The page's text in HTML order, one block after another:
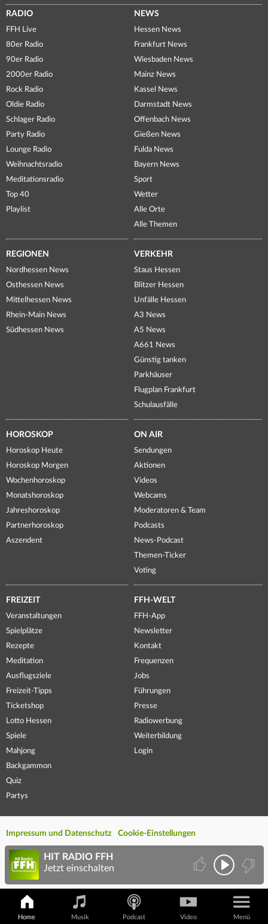
RADIO
FFH Live
80er Radio
90er Radio
2000er Radio
Rock Radio
Oldie Radio
Schlager Radio
Party Radio
Lounge Radio
Weihnachtsradio
Meditationsradio
Top 40
Playlist
NEWS
Hessen News
Frankfurt News
Wiesbaden News
Mainz News
Kassel News
Darmstadt News
Offenbach News
Gießen News
Fulda News
Bayern News
Sport
Wetter
Alle Orte
Alle Themen
REGIONEN
Nordhessen News
Osthessen News
Mittelhessen News
Rhein-Main News
Südhessen News
VERKEHR
Staus Hessen
Blitzer Hessen
Unfälle Hessen
A3 News
A5 News
A661 News
Günstig tanken
Parkhäuser
Flugplan Frankfurt
Schulausfälle
HOROSKOP
Horoskop Heute
Horoskop Morgen
Wochenhoroskop
Monatshoroskop
Jahreshoroskop
Partnerhoroskop
Aszendent
ON AIR
Sendungen
Aktionen
Videos
Webcams
Moderatoren & Team
Podcasts
News-Podcast
Themen-Ticker
Voting
FREIZEIT
Veranstaltungen
Spielplätze
Rezepte
Meditation
Ausflugsziele
Freizeit-Tipps
Ticketshop
Lotto Hessen
Spiele
Mahjong
Backgammon
Quiz
Partys
FFH-WELT
FFH-App
Newsletter
Kontakt
Frequenzen
Jobs
Führungen
Presse
Radiowerbung
Weiterbildung
Login
Impressum und Datenschutz Cookie-Einstellungen
Home Musik Podcast Video Menü
HIT RADIO FFH
Jetzt einschalten